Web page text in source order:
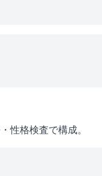
性格検査で構成。